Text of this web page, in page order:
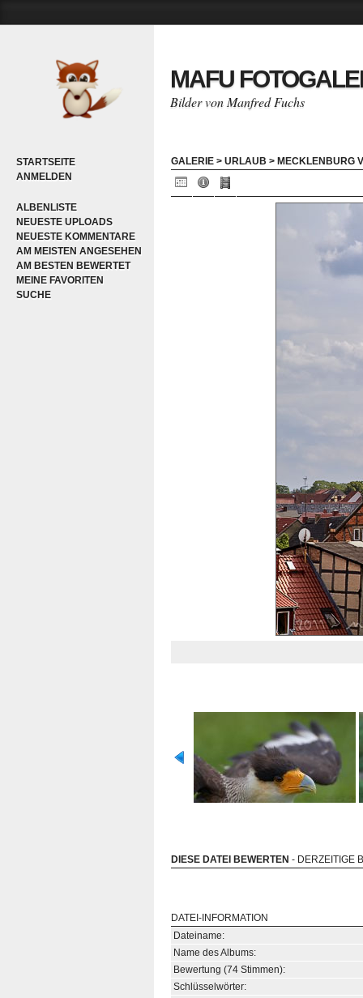
STARTSEITE
ANMELDEN
ALBENLISTE
NEUESTE UPLOADS
NEUESTE KOMMENTARE
AM MEISTEN ANGESEHEN
AM BESTEN BEWERTET
MEINE FAVORITEN
SUCHE
MAFU
Bilder von Manfred Fuchs
GALERIE > URLAUB > MECKLENBURG
DIESE DATEI BEWERTEN - DERZEITIGE
DATEI-INFORMATION
Dateiname:
Name des Albums:
Bewertung (74 Stimmen):
Schlüsselwörter: